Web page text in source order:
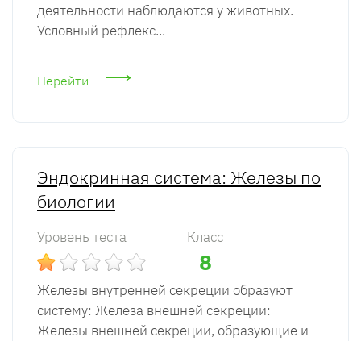
деятельности наблюдаются у животных.
Условный рефлекс...
Перейти
Эндокринная система: Железы по
биологии
Уровень теста Класс
8
Железы внутренней секреции образуют
систему: Железа внешней секреции:
Железы внешней секреции, образующие и